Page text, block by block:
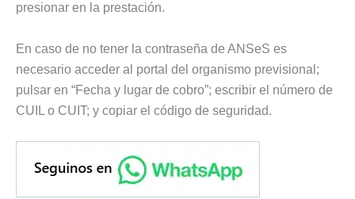
presionar en la prestación.
En caso de no tener la contraseña de ANSeS es
necesario acceder al portal del organismo previsional;
pulsar en “Fecha y lugar de cobro”; escribir el número de
CUIL o CUIT; y copiar el código de seguridad.